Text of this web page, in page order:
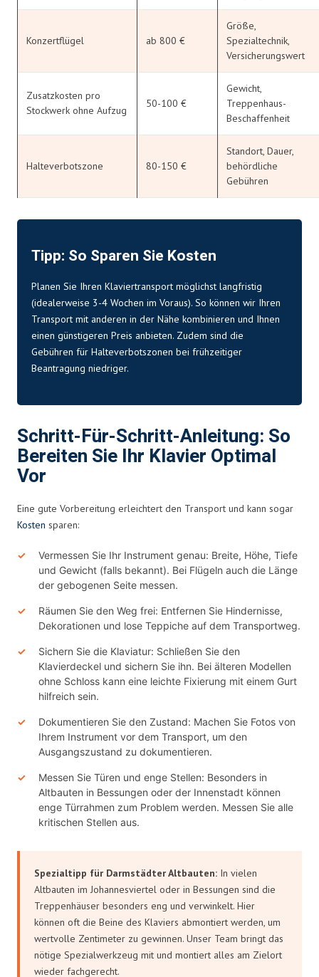
Konzertflügel ab 800 €
Größe,
Spezialtechnik,
Versicherungswert
Zusatzkosten pro
Stockwerk ohne Aufzug
50-100 €
Gewicht,
Treppenhaus-
Beschaffenheit
Halteverbotszone 80-150 €
Standort, Dauer,
behördliche
Gebühren
Tipp: So Sparen Sie Kosten
Planen Sie Ihren Klaviertransport möglichst langfristig
(idealerweise 3-4 Wochen im Voraus). So können wir Ihren
Transport mit anderen in der Nähe kombinieren und Ihnen
einen günstigeren Preis anbieten. Zudem sind die
Gebühren für Halteverbotszonen bei frühzeitiger
Beantragung niedriger.
Schritt-Für-Schritt-Anleitung: So
Bereiten Sie Ihr Klavier Optimal
Vor
Eine gute Vorbereitung erleichtert den Transport und kann sogar
Kosten sparen:
Vermessen Sie Ihr Instrument genau: Breite, Höhe, Tiefe
und Gewicht (falls bekannt). Bei Flügeln auch die Länge
der gebogenen Seite messen.
Räumen Sie den Weg frei: Entfernen Sie Hindernisse,
Dekorationen und lose Teppiche auf dem Transportweg.
Sichern Sie die Klaviatur: Schließen Sie den
Klavierdeckel und sichern Sie ihn. Bei älteren Modellen
ohne Schloss kann eine leichte Fixierung mit einem Gurt
hilfreich sein.
Dokumentieren Sie den Zustand: Machen Sie Fotos von
Ihrem Instrument vor dem Transport, um den
Ausgangszustand zu dokumentieren.
Messen Sie Türen und enge Stellen: Besonders in
Altbauten in Bessungen oder der Innenstadt können
enge Türrahmen zum Problem werden. Messen Sie alle
kritischen Stellen aus.
Spezialtipp für Darmstädter Altbauten: In vielen
Altbauten im Johannesviertel oder in Bessungen sind die
Treppenhäuser besonders eng und verwinkelt. Hier
können oft die Beine des Klaviers abmontiert werden, um
wertvolle Zentimeter zu gewinnen. Unser Team bringt das
nötige Spezialwerkzeug mit und montiert alles am Zielort
wieder fachgerecht.